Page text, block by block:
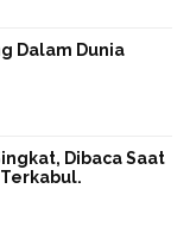
Dalam Dunia
Dibaca Saat